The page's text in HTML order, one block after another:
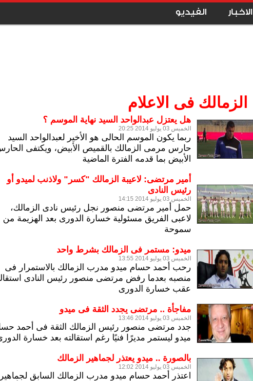
الاخبار الفيديو
الزمالك فى الاعلام
هل يعتزل عبدالواحد السيد نهاية الموسم ؟
الخميس 03 يوليو 2014 20:25
ربما يكون الموسم الحالى هو الأخير لعبدالواحد السيد
حارس مرمى الزمالك بالقميص الأبيض، ويكتفى
الأبيض بما قدمه الفترة الماضية
أمير مرتضى: لاعيبة الزمالك "كسر" ولاذنب لميدو أو
رئيس النادى
الخميس 03 يوليو 2014 14:15
حمل أمير مرتضى منصور نجل رئيس نادى الزمالك،
لاعبى الفريق مسئولية خسارة الدورى بعد الهزيمة من
سموحة
ميدو: مستمر فى الزمالك بشرط واحد
الخميس 03 يوليو 2014 13:55
رحب أحمد حسام ميدو مدرب الزمالك بالاستمرار فى
منصبه بعدما رفض مرتضى منصور رئيس النادى
عقب خسارة الدورى
مفاجأة .. مرتضى يجدد الثقة فى ميدو
الخميس 03 يوليو 2014 13:46
جدد مرتضى منصور رئيس الزمالك الثقة فى أحمد
ميدو ليستمر مديرًا فنيًا رغم استقالته بعد خسارة
بالصورة .. ميدو يعتذر لجماهير الزمالك
الخميس 03 يوليو 2014 12:02
اعتذر أحمد حسام ميدو مدرب الزمالك السابق